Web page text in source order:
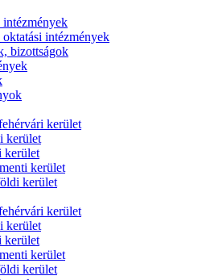
intézmények
bizottságok
kerület
kerület
kerület
kerület
kerület
kerület
kerület
kerület
kerület
kerület